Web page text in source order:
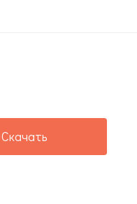
Скачать